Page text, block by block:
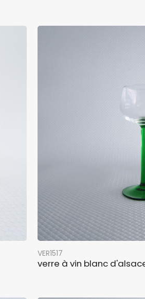
VER1517
verre à vin blanc